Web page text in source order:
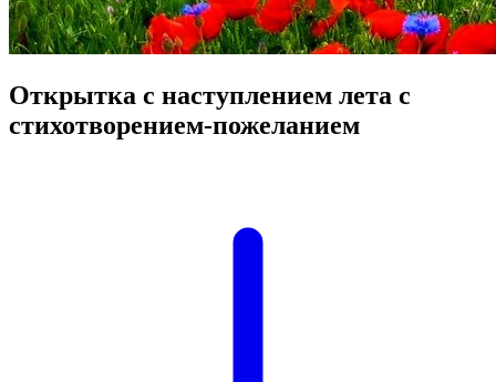
Открытка с наступлением лета с
стихотворением-пожеланием